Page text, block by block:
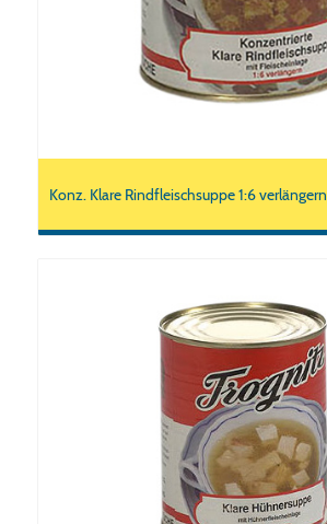
Konz. Klare Rindfleischsuppe 1:6 verlängern